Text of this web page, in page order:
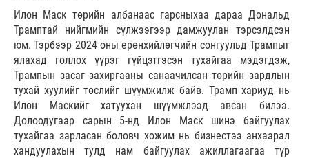
Илон Маск төрийн албанаас гарсныхаа дараа Дональд
Трамптай нийгмийн сүлжээгээр дамжуулан тэрсэлдсэн
юм. Тэрбээр 2024 оны ерөнхийлөгчийн сонгуульд Трампыг
ялахад голлох үүрэг гүйцэтгэсэн тухайгаа мэдэгдэж,
Трампын засаг захиргааны санаачилсан төрийн зардлын
тухай хуулийг төслийг шүүмжилж байв. Трамп хариуд нь
Илон Маскийг хатуухан шүүмжлээд авсан билээ.
Долоодугаар сарын 5-нд Илон Маск шинэ байгуулах
тухайгаа зарласан боловч хожим нь бизнестээ анхаарал
хандуулахын тулд нам байгуулах ажиллагаагаа түр